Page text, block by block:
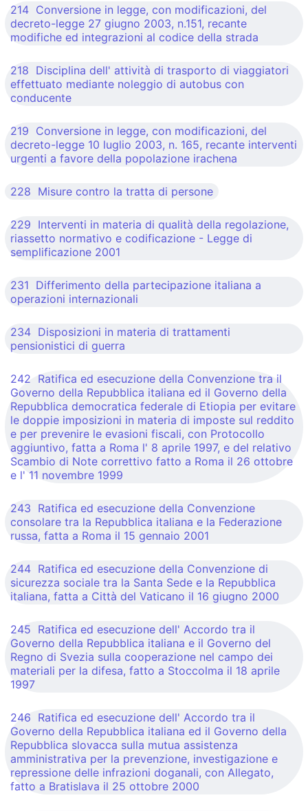
214 Conversione in legge, con modificazioni, del
decreto-legge 27 giugno 2003, n.151, recante
modifiche ed integrazioni al codice della strada
218 Disciplina dell' attività di trasporto di viaggiatori
effettuato mediante noleggio di autobus con
conducente
219 Conversione in legge, con modificazioni, del
decreto-legge 10 luglio 2003, n. 165, recante interventi
urgenti a favore della popolazione irachena
228 Misure contro la tratta di persone
229 Interventi in materia di qualità della regolazione,
riassetto normativo e codificazione - Legge di
semplificazione 2001
231 Differimento della partecipazione italiana a
operazioni internazionali
234 Disposizioni in materia di trattamenti
pensionistici di guerra
242 Ratifica ed esecuzione della Convenzione tra il
Governo della Repubblica italiana ed il Governo della
Repubblica democratica federale di Etiopia per evitare
le doppie imposizioni in materia di imposte sul reddito
e per prevenire le evasioni fiscali, con Protocollo
aggiuntivo, fatta a Roma l' 8 aprile 1997, e del relativo
Scambio di Note correttivo fatto a Roma il 26 ottobre
e l' 11 novembre 1999
243 Ratifica ed esecuzione della Convenzione
consolare tra la Repubblica italiana e la Federazione
russa, fatta a Roma il 15 gennaio 2001
244 Ratifica ed esecuzione della Convenzione di
sicurezza sociale tra la Santa Sede e la Repubblica
italiana, fatta a Città del Vaticano il 16 giugno 2000
245 Ratifica ed esecuzione dell' Accordo tra il
Governo della Repubblica italiana e il Governo del
Regno di Svezia sulla cooperazione nel campo dei
materiali per la difesa, fatto a Stoccolma il 18 aprile
1997
246 Ratifica ed esecuzione dell' Accordo tra il
Governo della Repubblica italiana ed il Governo della
Repubblica slovacca sulla mutua assistenza
amministrativa per la prevenzione, investigazione e
repressione delle infrazioni doganali, con Allegato,
fatto a Bratislava il 25 ottobre 2000